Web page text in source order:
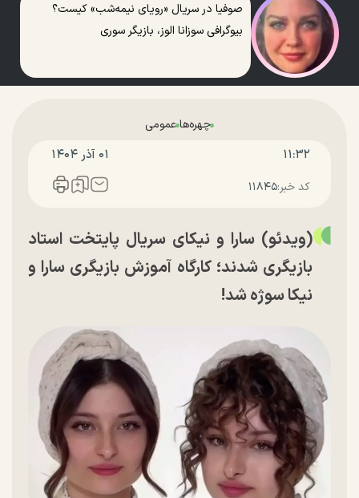
صوفیا در سریال «رویای نیمه‌شب» کیست؟
بیوگرافی سوزانا الوز، بازیگر سوری
چهره‌هاعمومی
۱۱:۳۲ ۰۱ آذر ۱۴۰۴
کد خبر:۱۱۸۴۵
(ویدئو) سارا و نیکای سریال پایتخت استاد
بازیگری شدند؛ کارگاه آموزش بازیگری سارا و
نیکا سوژه شد!